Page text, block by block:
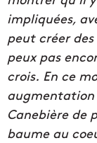
impliquées,
peut créer
peux pas
crois. En ce
augmentation
Canebière de
baume au